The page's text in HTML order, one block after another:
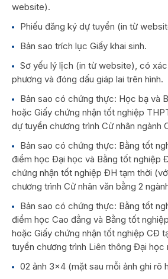
website).
Phiếu đăng ký dự tuyển (in từ
Bản sao trích lục Giấy khai sinh.
Sơ yếu lý lịch (in từ website), có
phương và đóng dấu giáp lai trên hình.
Bản sao có chứng thực: Học bạ và
hoặc Giấy chứng nhận tốt nghiệp
dự tuyển chương trình Cử nhân ngành
Bản sao có chứng thực: Bằng tốt
điểm học Đại học và Bằng tốt nghiệp
chứng nhận tốt nghiệp ĐH tạm thời
chương trình Cử nhân văn bằng 2
Bản sao có chứng thực: Bằng tốt
điểm học Cao đẳng và Bằng tốt
hoặc Giấy chứng nhận tốt nghiệp CĐ
tuyển chương trình Liên thông Đại học
02 ảnh 3×4 (mặt sau mỗi ảnh ghi rõ